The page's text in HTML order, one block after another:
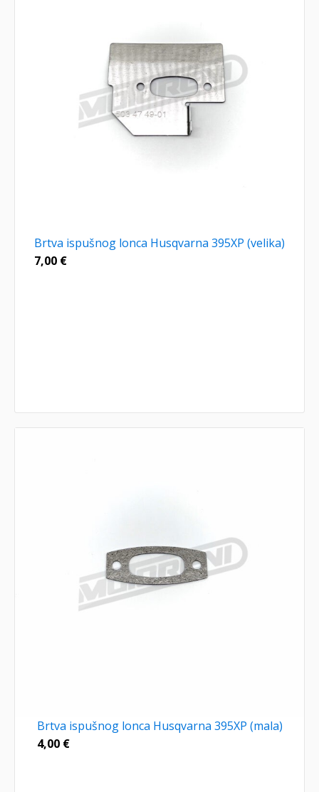
Brtva ispušnog lonca Husqvarna 395XP (velika)
7,00 €
Brtva ispušnog lonca Husqvarna 395XP (mala)
4,00 €